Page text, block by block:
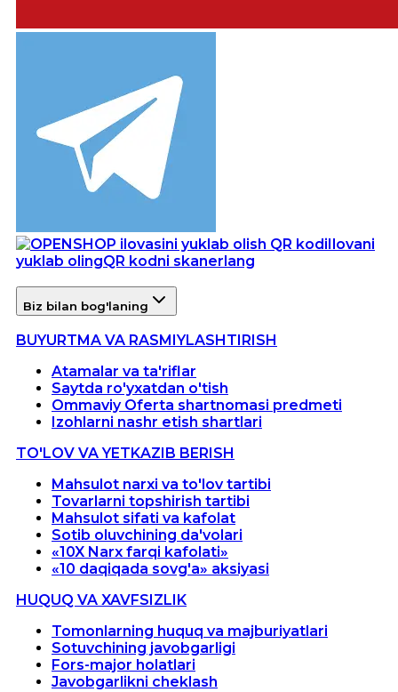
Ilovani
yuklab olingQR kodni skanerlang
Biz bilan bog'laning
BUYURTMA VA RASMIYLASHTIRISH
Atamalar va ta'riflar
Saytda ro'yxatdan o'tish
Ommaviy Oferta shartnomasi predmeti
Izohlarni nashr etish shartlari
TO'LOV VA YETKAZIB BERISH
Mahsulot narxi va to'lov tartibi
Tovarlarni topshirish tartibi
Mahsulot sifati va kafolat
Sotib oluvchining da'volari
«10X Narx farqi kafolati»
«10 daqiqada sovg'a» aksiyasi
HUQUQ VA XAVFSIZLIK
Tomonlarning huquq va majburiyatlari
Sotuvchining javobgarligi
Fors-major holatlari
Javobgarlikni cheklash